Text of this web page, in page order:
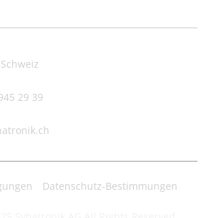
29 39
Datenschutz-Bestimmungen